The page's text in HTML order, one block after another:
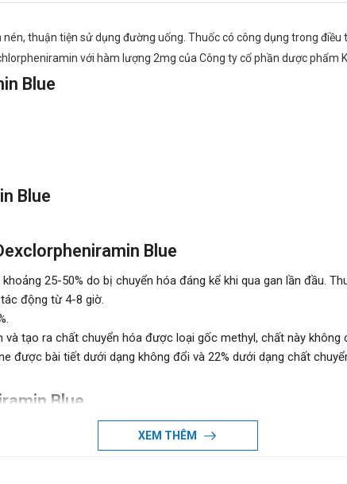
nén, thuận tiện sử dụng đường uống. Thuốc có công dụng trong
với hàm lượng 2mg của Công ty cổ phần dược phẩm
Blue
Blue
Blue
25-50% do bị chuyển hóa đáng kể khi qua gan lần đầu.
động từ 4-8 giờ.
tạo ra chất chuyển hóa được loại gốc methyl, chất này
được bài tiết dưới dạng không đổi và 22% dưới dạng chất
Blue
mũi vận mạch do histamin, viêm kết mạc dị ứng, viêm da tiếp
XEM THÊM